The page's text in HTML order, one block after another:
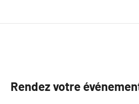
Rendez votre